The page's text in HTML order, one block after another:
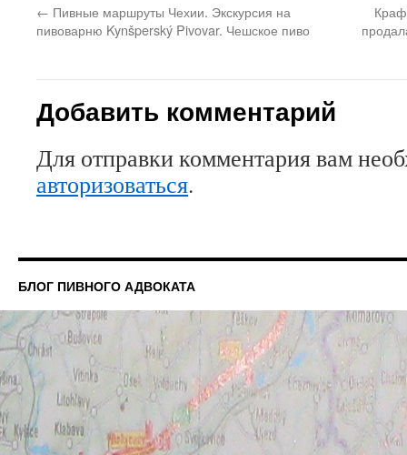
← Пивные маршруты Чехии. Экскурсия на
пивоварню Kynšperský Pivovar. Чешское пиво
Добавить комментарий
Для отправки комментария вам
авторизоваться.
БЛОГ ПИВНОГО АДВОКАТА